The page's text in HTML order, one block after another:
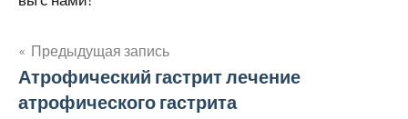
Навигация
Предыдущая запись
Атрофический гастрит лечение
атрофического гастрита